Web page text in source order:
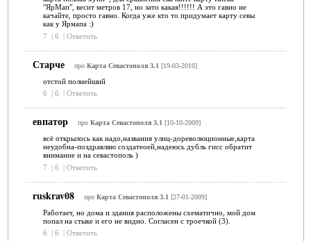
"ЯрМап", весит метров 17, но зато какая!!!!!! А это гавно не
качайте, просто гавно. Когда уже кто то придумает карту севы
как у Ярмапа :)
7
| 6 | Ответить
Старче про Карта Севастополя 3.1 [19-03-2010]
отстой полнейший
6
| 6 | Ответить
евпатор про Карта Севастополя 3.1 [10-10-2009]
всё открылось как надо,названия улиц-дореволюционные,карта
неудобна-поздравляю создатеоей,надеюсь дубль гисс обратит
внимание и на севастополь )
7
| 6 | Ответить
ruskrav08 про Карта Севастополя 3.1 [27-01-2009]
Работает, но дома и здания расположены схематично, мой дом
попал на стыке и его не видно. Согласен с троечкой (3).
6
| 6 | Ответить